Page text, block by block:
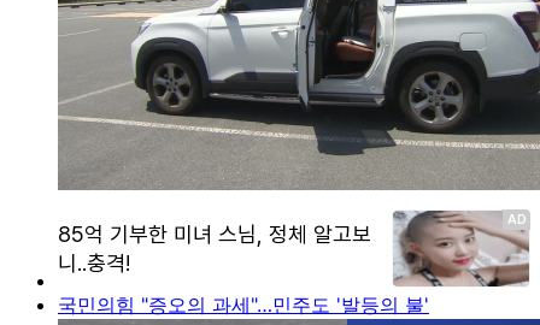
국민의힘 "증오의 과세"…민주도 '발등의 불'